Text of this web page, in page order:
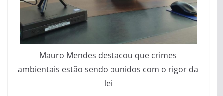
Mauro Mendes destacou que crimes
ambientais estão sendo punidos com o rigor da
lei